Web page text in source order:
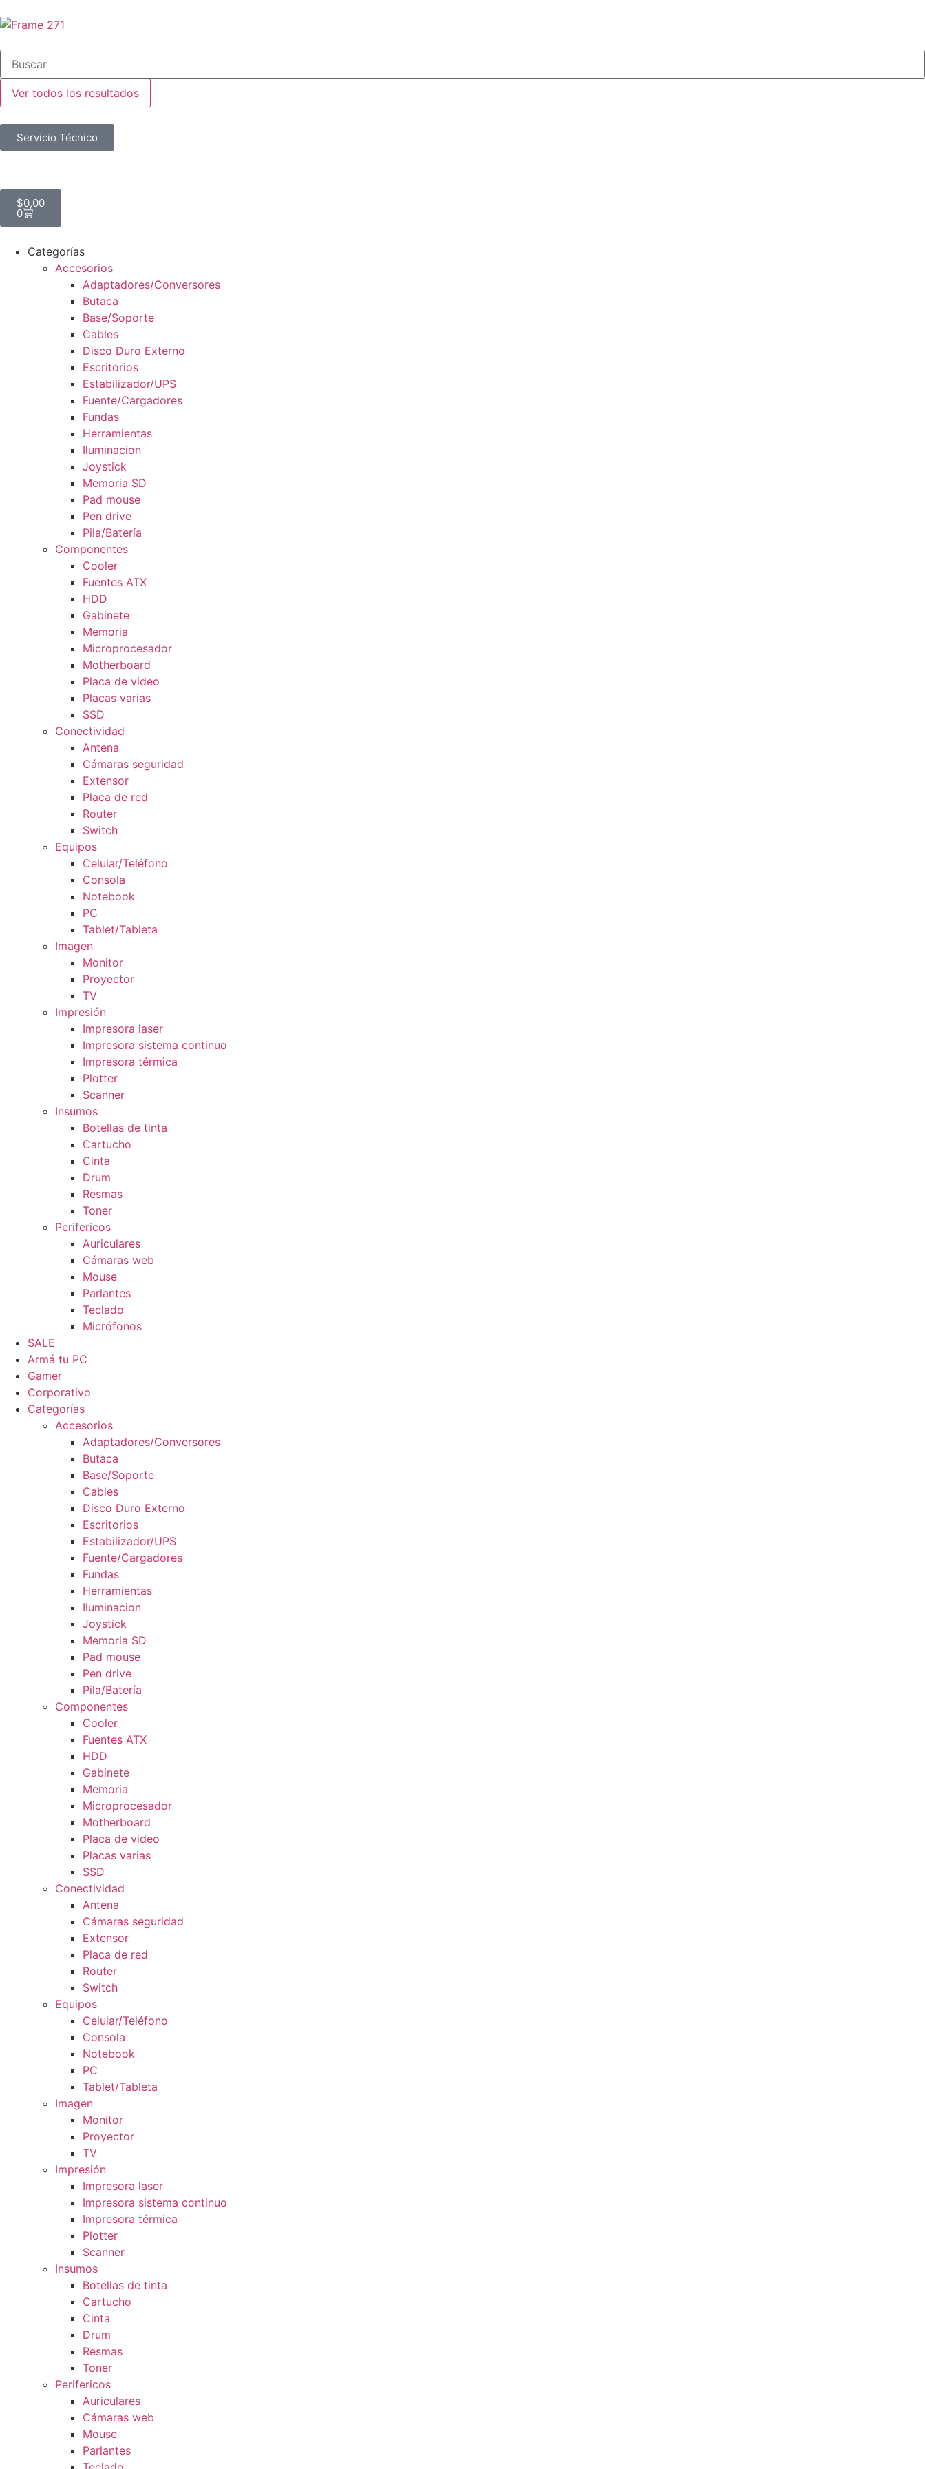
Ver todos los resultados
Servicio Técnico
$0,00
0
Categorías
Accesorios
Adaptadores/Conversores
Butaca
Base/Soporte
Cables
Disco Duro Externo
Escritorios
Estabilizador/UPS
Fuente/Cargadores
Fundas
Herramientas
Iluminacion
Joystick
Memoria SD
Pad mouse
Pen drive
Pila/Batería
Componentes
Cooler
Fuentes ATX
HDD
Gabinete
Memoria
Microprocesador
Motherboard
Placa de video
Placas varias
SSD
Conectividad
Antena
Cámaras seguridad
Extensor
Placa de red
Router
Switch
Equipos
Celular/Teléfono
Consola
Notebook
PC
Tablet/Tableta
Imagen
Monitor
Proyector
TV
Impresión
Impresora laser
Impresora sistema continuo
Impresora térmica
Plotter
Scanner
Insumos
Botellas de tinta
Cartucho
Cinta
Drum
Resmas
Toner
Perifericos
Auriculares
Cámaras web
Mouse
Parlantes
Teclado
Micrófonos
SALE
Armá tu PC
Gamer
Corporativo
Categorías
Accesorios
Adaptadores/Conversores
Butaca
Base/Soporte
Cables
Disco Duro Externo
Escritorios
Estabilizador/UPS
Fuente/Cargadores
Fundas
Herramientas
Iluminacion
Joystick
Memoria SD
Pad mouse
Pen drive
Pila/Batería
Componentes
Cooler
Fuentes ATX
HDD
Gabinete
Memoria
Microprocesador
Motherboard
Placa de video
Placas varias
SSD
Conectividad
Antena
Cámaras seguridad
Extensor
Placa de red
Router
Switch
Equipos
Celular/Teléfono
Consola
Notebook
PC
Tablet/Tableta
Imagen
Monitor
Proyector
TV
Impresión
Impresora laser
Impresora sistema continuo
Impresora térmica
Plotter
Scanner
Insumos
Botellas de tinta
Cartucho
Cinta
Drum
Resmas
Toner
Perifericos
Auriculares
Cámaras web
Mouse
Parlantes